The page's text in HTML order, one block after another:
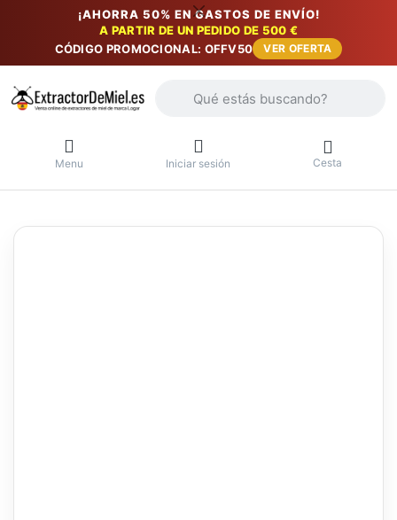
¡AHORRA 50% EN GASTOS DE ENVÍO!
A PARTIR DE UN PEDIDO DE 500 €
CÓDIGO PROMOCIONAL: OFFV50
VER OFERTA
Menu Iniciar sesión Cesta